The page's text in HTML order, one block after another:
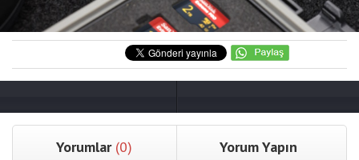
Yorumlar (0) Yorum Yapın